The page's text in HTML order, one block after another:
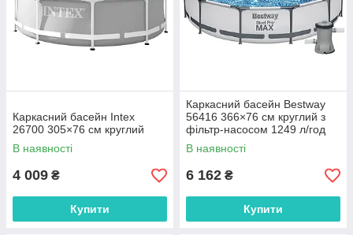
Каркасний басейн Intex
26700 305×76 см круглий
В наявності
4 009 ₴
Купити
Каркасний басейн Bestway
56416 366×76 см круглий з
фільтр-насосом 1249 л/год
В наявності
6 162 ₴
Купити